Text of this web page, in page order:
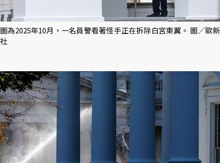
圖為2025年10月，一名員警看著怪手正在拆除白宮東翼。 圖／歐新
社